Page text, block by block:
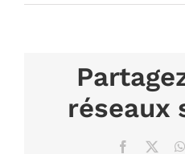
réseaux
Facebook